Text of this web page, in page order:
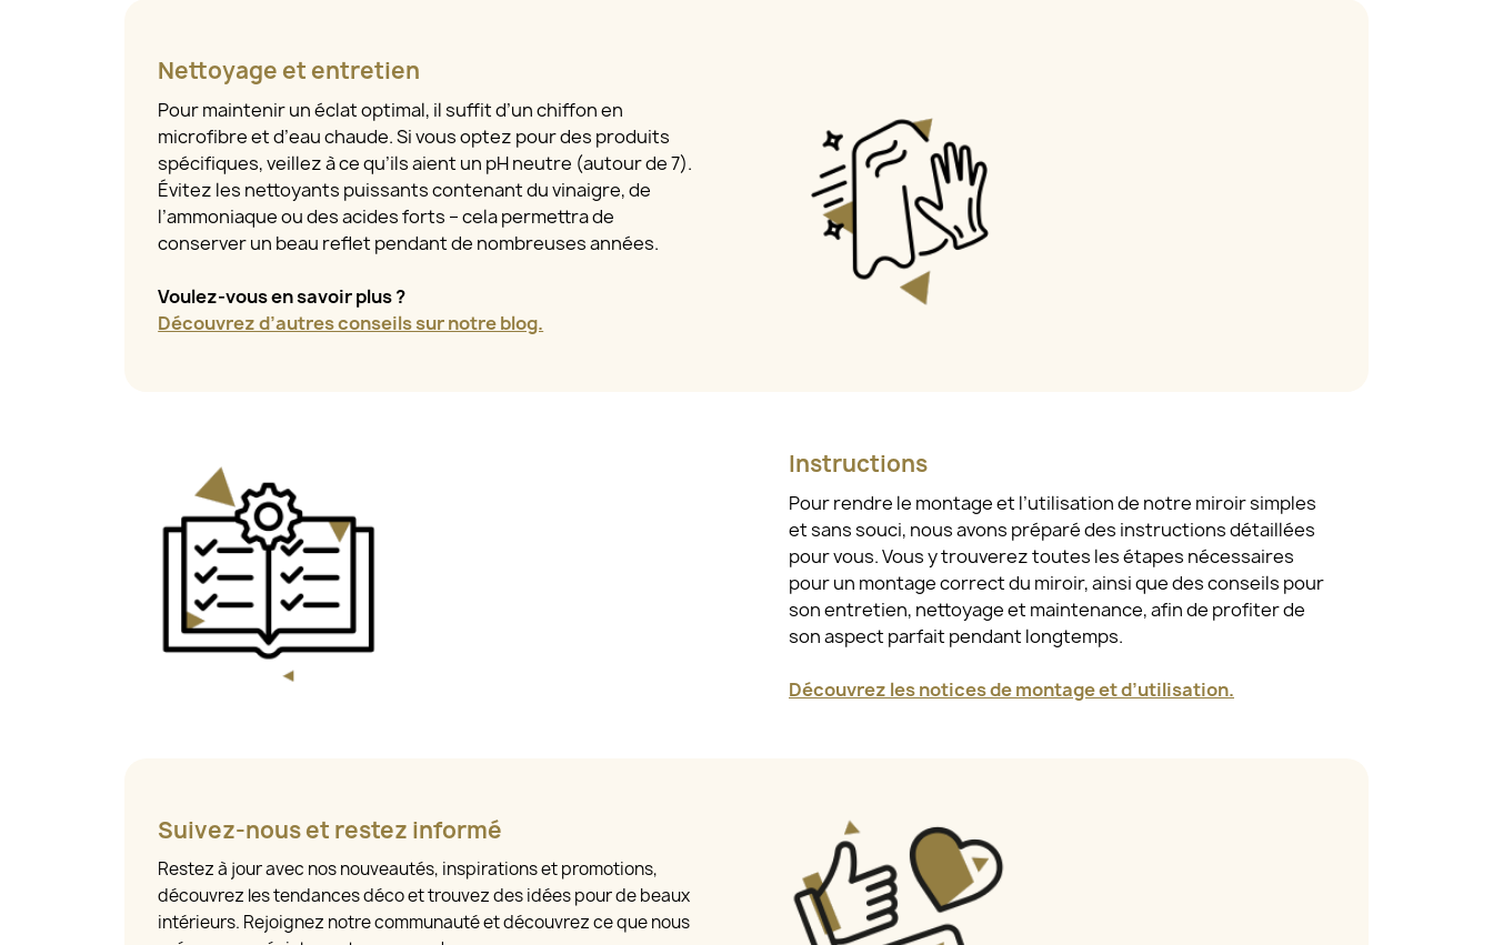
Nettoyage et entretien
Pour maintenir un éclat optimal, il suffit d’un chiffon en
microfibre et d’eau chaude. Si vous optez pour des produits
spécifiques, veillez à ce qu’ils aient un pH neutre (autour de 7).
Évitez les nettoyants puissants contenant du vinaigre, de
l’ammoniaque ou des acides forts – cela permettra de
conserver un beau reflet pendant de nombreuses années.
Voulez-vous en savoir plus ?
Découvrez d’autres conseils sur notre blog.
Instructions
Pour rendre le montage et l’utilisation de notre miroir simples
et sans souci, nous avons préparé des instructions détaillées
pour vous. Vous y trouverez toutes les étapes nécessaires
pour un montage correct du miroir, ainsi que des conseils pour
son entretien, nettoyage et maintenance, afin de profiter de
son aspect parfait pendant longtemps.
Découvrez les notices de montage et d’utilisation.
Suivez-nous et restez informé
Restez à jour avec nos nouveautés, inspirations et promotions,
découvrez les tendances déco et trouvez des idées pour de beaux
intérieurs. Rejoignez notre communauté et découvrez ce que nous